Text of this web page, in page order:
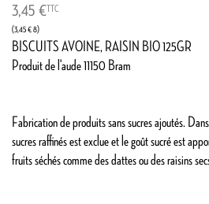
3,45 €
(3,45 € 8)
TTC
BISCUITS AVOINE, RAISIN BIO 125GR
Produit de l'aude 11150 Bram
Fabrication de produits sans sucres ajoutés.
sucres raffinés est exclue et le goût sucré est
fruits séchés comme des dattes ou des raisins